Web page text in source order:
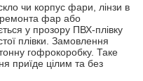
чи корпус фари, лінзи в
ремонта фар або
у прозору ПВХ-плівку
плівки. Замовлення
гофрокоробку. Таке
приїде цілим та без